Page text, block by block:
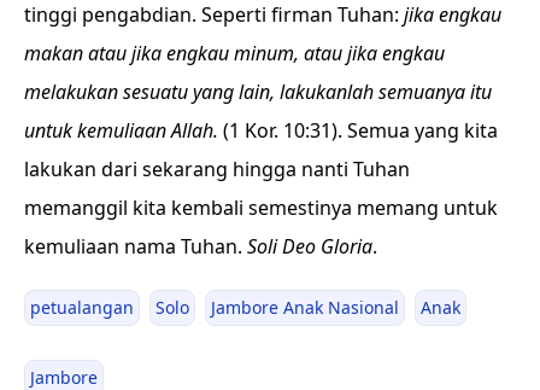
tinggi pengabdian. Seperti firman Tuhan: jika engkau
makan atau jika engkau minum, atau jika engkau
melakukan sesuatu yang lain, lakukanlah semuanya itu
untuk kemuliaan Allah. (1 Kor. 10:31). Semua yang kita
lakukan dari sekarang hingga nanti Tuhan
memanggil kita kembali semestinya memang untuk
kemuliaan nama Tuhan. Soli Deo Gloria.
petualangan Solo Jambore Anak Nasional Anak
Jambore